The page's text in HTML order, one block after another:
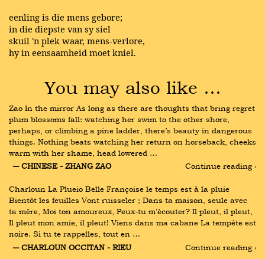
eenling is die mens gebore;
in die diepste van sy siel
skuil 'n plek waar, mens-verlore,
hy in eensaamheid moet kniel.
You may also like …
Zao In the mirror As long as there are thoughts that bring regret
plum blossoms fall: watching her swim to the other shore,
perhaps, or climbing a pine ladder, there’s beauty in dangerous
things. Nothing beats watching her return on horseback, cheeks
warm with her shame, head lowered …
― CHINESE - ZHANG ZAO
Continue reading ›
Charloun La Plueio Belle Françoise le temps est à la pluie
Bientôt les feuilles Vont ruisseler ; Dans ta maison, seule avec
ta mère, Moi ton amoureux, Peux-tu m'écouter? Il pleut, il pleut,
Il pleut mon amie, il pleut! Viens dans ma cabane La tempête est
noire. Si tu te rappelles, tout en …
― CHARLOUN OCCITAN - RIEU
Continue reading ›